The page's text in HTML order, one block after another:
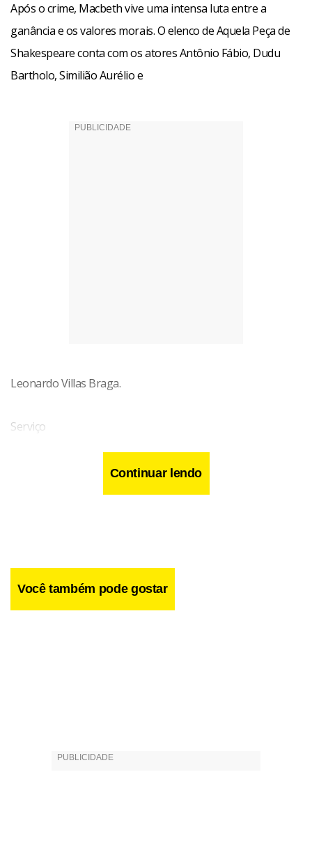
Após o crime, Macbeth vive uma intensa luta entre a
ganância e os valores morais. O elenco de Aquela Peça de
Shakespeare conta com os atores Antônio Fábio, Dudu
Bartholo, Similião Aurélio e
Leonardo Villas Braga.
Serviço
Continuar lendo
Você também pode gostar